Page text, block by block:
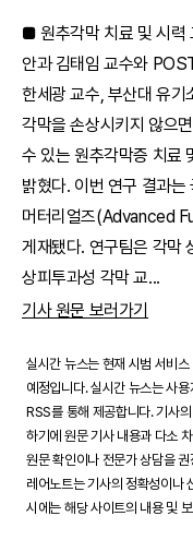
■ 원추각막 치료 및 시력
안과 김태임 교수와
한세광 교수, 부산대 유
각막을 손상시키지 않으
수 있는 원추각막증 치료
밝혔다. 이번 연구 결과는
머터리얼즈(Advanced
게재됐다. 연구팀은 각막
상피투과성 각막 교...
기사 원문 보러가기
실시간 뉴스는 현재 시범 서비
예정입니다. 실시간 뉴스는 사
RSS를 통해 제공합니다. 기사
하기에 원문 기사 내용과 다소
원문 확인이나 전문가 상담을
레어노트는 기사의 정확성이나
시에는 해당 사이트의 내용 및